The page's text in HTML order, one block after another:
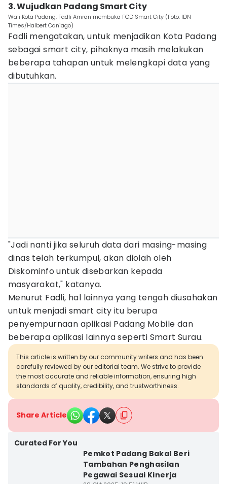
3. Wujudkan Padang Smart City
Wali Kota Padang, Fadli Amran membuka FGD Smart City (Foto: IDN
Times/Halbert Caniago)
Fadli mengatakan, untuk menjadikan Kota Padang
sebagai smart city, pihaknya masih melakukan
beberapa tahapan untuk melengkapi data yang
dibutuhkan.
"Jadi nanti jika seluruh data dari masing-masing
dinas telah terkumpul, akan diolah oleh
Diskominfo untuk disebarkan kepada
masyarakat," katanya.
Menurut Fadli, hal lainnya yang tengah diusahakan
untuk menjadi smart city itu berupa
penyempurnaan aplikasi Padang Mobile dan
beberapa aplikasi lainnya seperti Smart Surau.
This article is written by our community writers and has been
carefully reviewed by our editorial team. We strive to provide
the most accurate and reliable information, ensuring high
standards of quality, credibility, and trustworthiness.
Share Article
Curated For You
Pemkot Padang Bakal Beri
Tambahan Penghasilan
Pegawai Sesuai Kinerja